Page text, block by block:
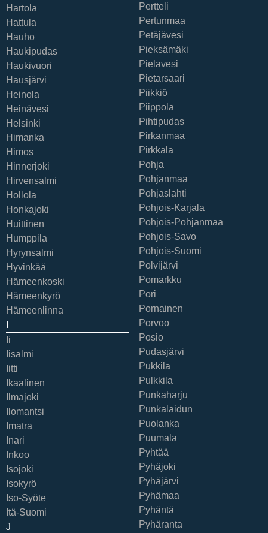
Hartola
Hattula
Hauho
Haukipudas
Haukivuori
Hausjärvi
Heinola
Heinävesi
Helsinki
Himanka
Himos
Hinnerjoki
Hirvensalmi
Hollola
Honkajoki
Huittinen
Humppila
Hyrynsalmi
Hyvinkää
Hämeenkoski
Hämeenkyrö
Hämeenlinna
Ii
Iisalmi
Iitti
Ikaalinen
Ilmajoki
Ilomantsi
Imatra
Inari
Inkoo
Isojoki
Isokyrö
Iso-Syöte
Itä-Suomi
J
Pertteli
Pertunmaa
Petäjävesi
Pieksämäki
Pielavesi
Pietarsaari
Piikkiö
Piippola
Pihtipudas
Pirkanmaa
Pirkkala
Pohja
Pohjanmaa
Pohjaslahti
Pohjois-Karjala
Pohjois-Pohjanmaa
Pohjois-Savo
Pohjois-Suomi
Polvijärvi
Pomarkku
Pori
Pornainen
Porvoo
Posio
Pudasjärvi
Pukkila
Pulkkila
Punkaharju
Punkalaidun
Puolanka
Puumala
Pyhtää
Pyhäjoki
Pyhäjärvi
Pyhämaa
Pyhäntä
Pyhäranta